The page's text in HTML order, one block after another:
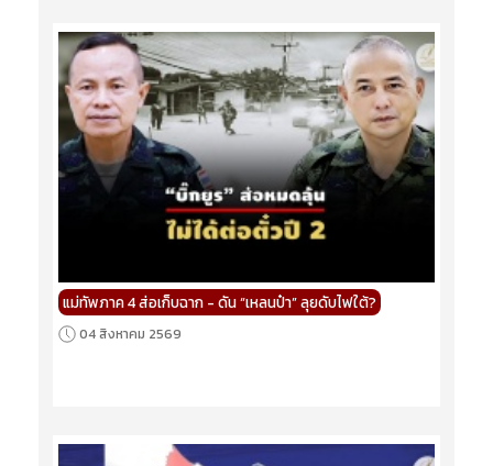
แม่ทัพภาค 4 ส่อเก็บฉาก - ดัน “เหลนป๋า” ลุยดับไฟใต้?
04 สิงหาคม 2569